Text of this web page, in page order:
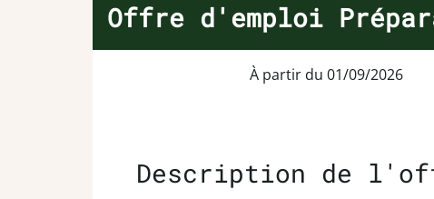
Offre d'emploi
À partir du 01/09/2026
Description de